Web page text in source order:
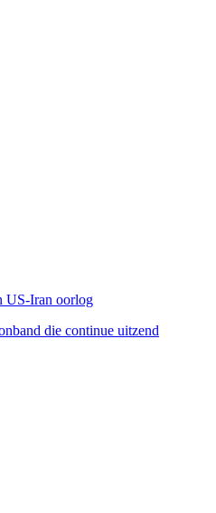
US-Iran oorlog
die continue uitzend